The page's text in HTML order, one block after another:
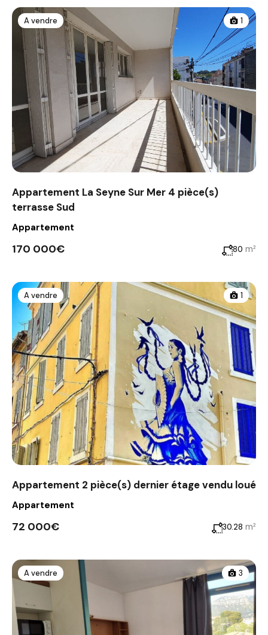
A vendre 1
Appartement La Seyne Sur Mer 4 pièce(s)
terrasse Sud
Appartement
170 000€ 80 m²
A vendre 1
Appartement 2 pièce(s) dernier étage vendu loué
Appartement
72 000€ 30.28 m²
A vendre 3